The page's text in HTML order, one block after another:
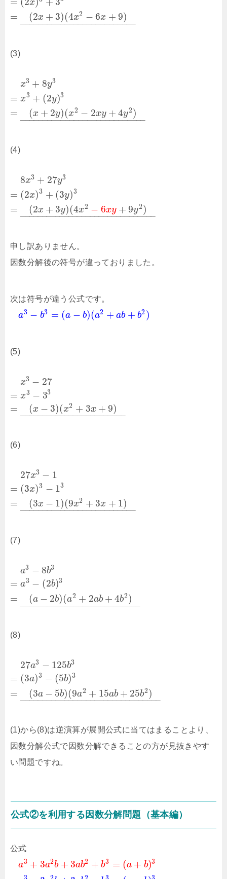
x
= (2x + 3)(4x2 − 6x + 9)
– –
––––––––––––––––––––––––
(3)
x3 + 8y3
= x3 + (2y)3
= (x + 2y)(x2 − 2xy + 4y2)
– –
––––––––––––––––––––––––––
(4)
8x3 + 27y3
= (2x)3 + (3y)3
= (2x + 3y)(4x2 − 6xy + 9y2)
– –
–––––––––––––––––––––––––––––
申し訳ありません。
因数分解後の符号が違っておりました。
次は符号が違う公式です。
a3 − b3 = (a − b)(a2 + ab + b2)
(5)
x3 − 27
= x3 − 33
= (x − 3)(x2 + 3x + 9)
– –
––––––––––––––––––––––
(6)
27x3 − 1
= (3x)3 − 13
= (3x − 1)(9x2 + 3x + 1)
– –
––––––––––––––––––––––––
(7)
a3 − 8b3
= a3 − (2b)3
= (a − 2b)(a2 + 2ab + 4b2)
– –
–––––––––––––––––––––––––
(8)
27a3 − 125b3
= (3a)3 − (5b)3
= (3a − 5b)(9a2 + 15ab + 25b2)
– –
––––––––––––––––––––––––––––––
(1)から(8)は逆演算が展開公式に当てはまることより、
因数分解公式で因数分解できることの方が見抜きやす
い問題ですね。
公式②を利用する因数分解問題（基本編）
公式
a3 + 3a2b + 3ab2 + b3 = (a + b)3